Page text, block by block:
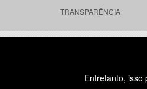
TRANSPARÊNCIA
Entretanto, isso